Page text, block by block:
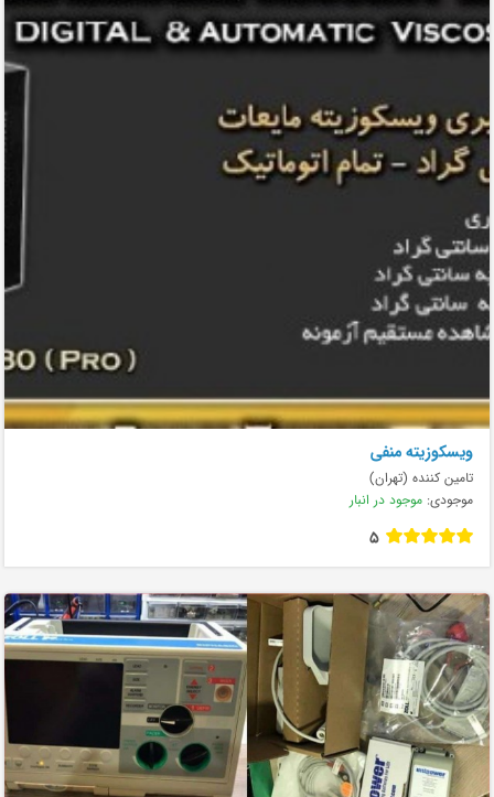
ویسکوزیته منفی
تامین کننده (تهران)
موجودی: موجود در انبار
5